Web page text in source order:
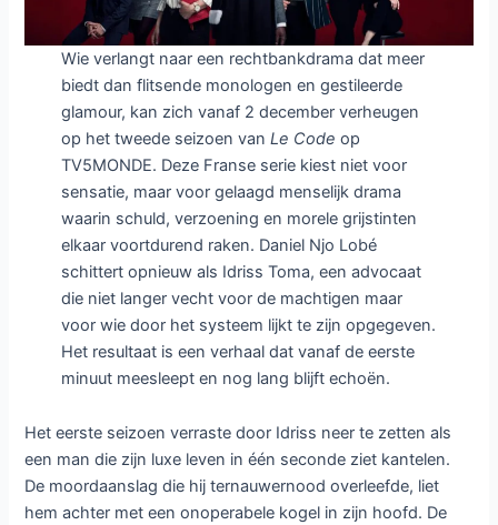
Wie verlangt naar een rechtbankdrama dat meer
biedt dan flitsende monologen en gestileerde
glamour, kan zich vanaf 2 december verheugen
op het tweede seizoen van Le Code op
TV5MONDE. Deze Franse serie kiest niet voor
sensatie, maar voor gelaagd menselijk drama
waarin schuld, verzoening en morele grijstinten
elkaar voortdurend raken. Daniel Njo Lobé
schittert opnieuw als Idriss Toma, een advocaat
die niet langer vecht voor de machtigen maar
voor wie door het systeem lijkt te zijn opgegeven.
Het resultaat is een verhaal dat vanaf de eerste
minuut meesleept en nog lang blijft echoën.
Het eerste seizoen verraste door Idriss neer te zetten als
een man die zijn luxe leven in één seconde ziet kantelen.
De moordaanslag die hij ternauwernood overleefde, liet
hem achter met een onoperabele kogel in zijn hoofd. De